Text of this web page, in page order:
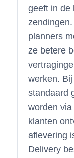
geeft in de
planners
ze betere
werken.
standaard
worden
klanten
aflevering
Delivery